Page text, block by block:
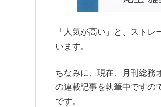
「人気が高い」
と、ストレ
います。
ちなみに、現在、月刊総務
の連載記事を執筆中ですの
です。